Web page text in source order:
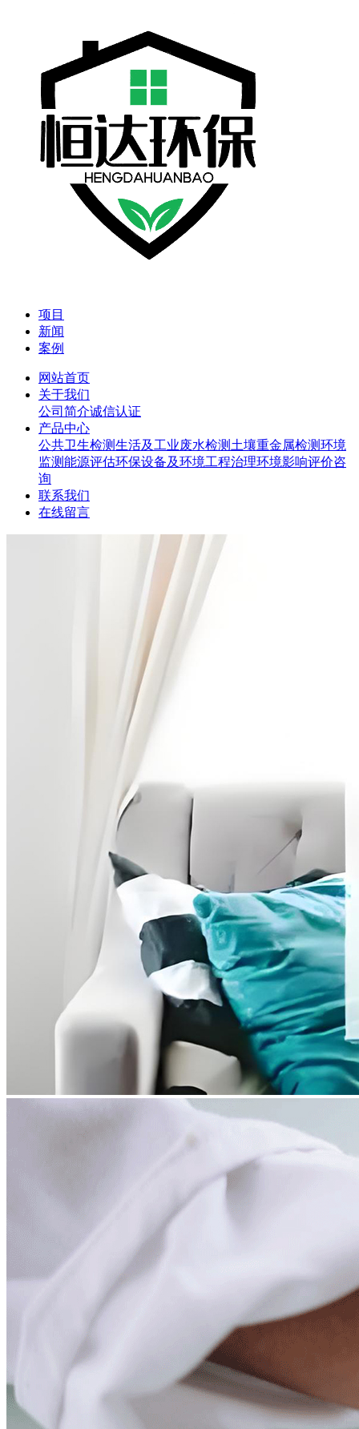
项目
新闻
案例
网站首页
关于我们
公司简介诚信认证
产品中心
公共卫生检测生活及工业废水检测 土壤重金属检测环境
监测能源评估环保设备及环境工程治理环境影响评价咨
询
联系我们
在线留言